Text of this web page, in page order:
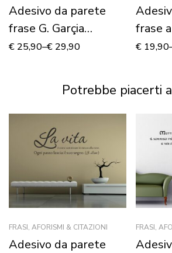
Adesivo da parete
frase G. Garçia
Marquez “TI AMO
€ 25,90–€ 29,90
frase
€ 19,90
Potrebbe piacerti
FRASI, AFORISMI & CITAZIONI
Adesivo da parete
FRASI,